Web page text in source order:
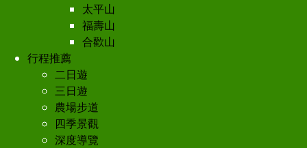
太平山
福壽山
合歡山
行程推薦
二日遊
三日遊
農場步道
四季景觀
深度導覽